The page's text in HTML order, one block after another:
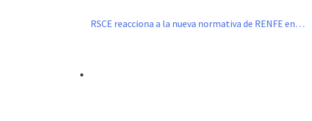
RSCE reacciona a la nueva normativa de RENFE en…